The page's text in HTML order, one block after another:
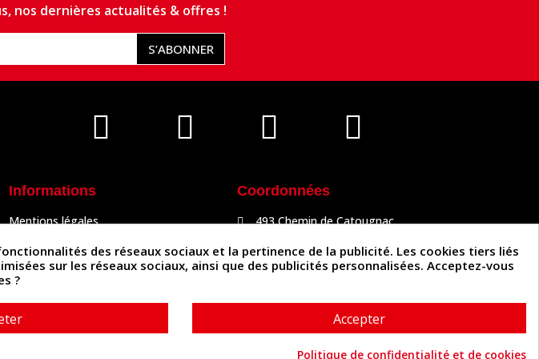
nos dernières actualités & offres !
S’ABONNER
Informations
Mentions légales
Politique de confidentialité
Politique des cookies
Contactez-nous
Coordonnées
493 Chemin de Catougnac
05 63 34 51 88
contact@cuirenstock.com
des réseaux sociaux et la pertinence de la publicité. Les cookies tiers liés
sur les réseaux sociaux, ainsi que des publicités personnalisées. Acceptez-vous
?
Accepter
Politique de confidentialité et de cookies